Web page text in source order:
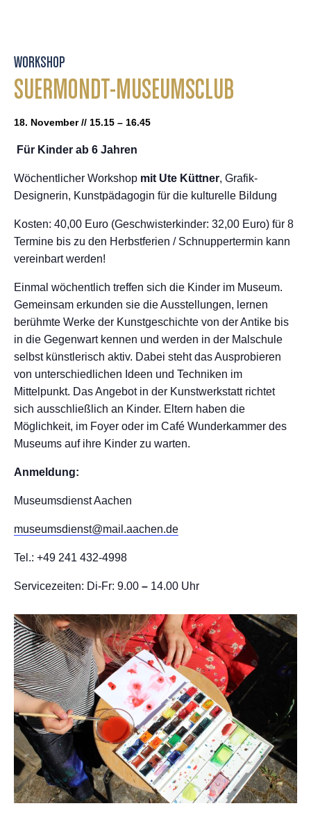
WORKSHOP
SUERMONDT-MUSEUMSCLUB
18. November // 15.15 – 16.45
Für Kinder ab 6 Jahren
Wöchentlicher Workshop mit Ute Küttner, Grafik-
Designerin, Kunstpädagogin für die kulturelle Bildung
Kosten: 40,00 Euro (Geschwisterkinder: 32,00 Euro) für 8
Termine bis zu den Herbstferien / Schnuppertermin kann
vereinbart werden!
Einmal wöchentlich treffen sich die Kinder im Museum.
Gemeinsam erkunden sie die Ausstellungen, lernen
berühmte Werke der Kunstgeschichte von der Antike bis
in die Gegenwart kennen und werden in der Malschule
selbst künstlerisch aktiv. Dabei steht das Ausprobieren
von unterschiedlichen Ideen und Techniken im
Mittelpunkt. Das Angebot in der Kunstwerkstatt richtet
sich ausschließlich an Kinder. Eltern haben die
Möglichkeit, im Foyer oder im Café Wunderkammer des
Museums auf ihre Kinder zu warten.
Anmeldung:
Museumsdienst Aachen
museumsdienst@mail.aachen.de
Tel.: +49 241 432-4998
Servicezeiten: Di-Fr: 9.00 – 14.00 Uhr